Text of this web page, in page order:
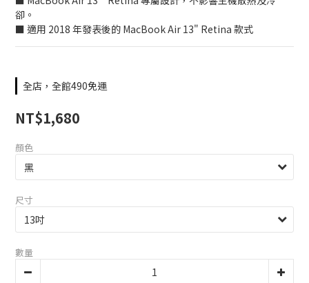
卻。
■ 適用 2018 年發表後的 MacBook Air 13" Retina 款式
全店，全館490免運
NT$1,680
顏色
尺寸
數量